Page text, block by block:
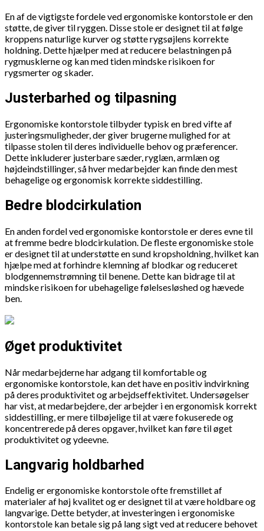
En af de vigtigste fordele ved ergonomiske kontorstole er den
støtte, de giver til ryggen. Disse stole er designet til at følge
kroppens naturlige kurver og støtte rygsøjlens korrekte
holdning. Dette hjælper med at reducere belastningen på
rygmusklerne og kan med tiden mindske risikoen for
rygsmerter og skader.
Justerbarhed og tilpasning
Ergonomiske kontorstole tilbyder typisk en bred vifte af
justeringsmuligheder, der giver brugerne mulighed for at
tilpasse stolen til deres individuelle behov og præferencer.
Dette inkluderer justerbare sæder, ryglæn, armlæn og
højdeindstillinger, så hver medarbejder kan finde den mest
behagelige og ergonomisk korrekte siddestilling.
Bedre blodcirkulation
En anden fordel ved ergonomiske kontorstole er deres evne til
at fremme bedre blodcirkulation. De fleste ergonomiske stole
er designet til at understøtte en sund kropsholdning, hvilket kan
hjælpe med at forhindre klemning af blodkar og reduceret
blodgennemstrømning til benene. Dette kan bidrage til at
mindske risikoen for ubehagelige følelsesløshed og hævede
ben.
Øget produktivitet
Når medarbejderne har adgang til komfortable og
ergonomiske kontorstole, kan det have en positiv indvirkning
på deres produktivitet og arbejdseffektivitet. Undersøgelser
har vist, at medarbejdere, der arbejder i en ergonomisk korrekt
siddestilling, er mere tilbøjelige til at være fokuserede og
koncentrerede på deres opgaver, hvilket kan føre til øget
produktivitet og ydeevne.
Langvarig holdbarhed
Endelig er ergonomiske kontorstole ofte fremstillet af
materialer af høj kvalitet og er designet til at være holdbare og
langvarige. Dette betyder, at investeringen i ergonomiske
kontorstole kan betale sig på lang sigt ved at reducere behovet